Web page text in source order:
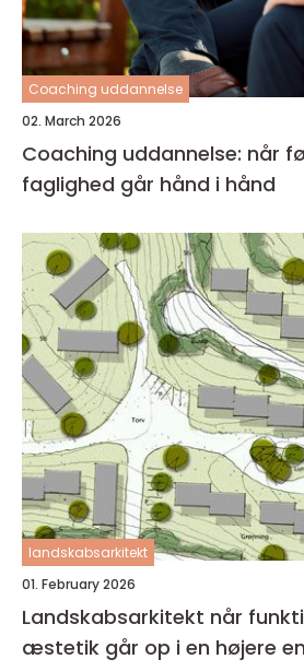
Coaching uddannelse
02. March 2026
Coaching uddannelse: når
faglighed går hånd i hånd
landskabsarkitekt
01. February 2026
Landskabsarkitekt når funktion, natur og
æstetik går op i en højere